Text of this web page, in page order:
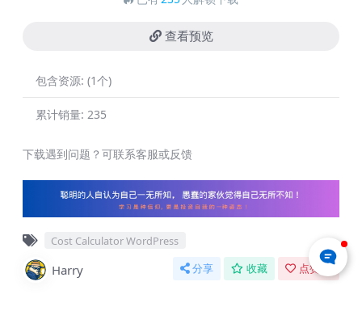
查看预览
包含资源: (1个)
累计销量: 235
下载遇到问题？可联系客服或反馈
Cost Calculator WordPress
Harry 分享 收藏 点赞(